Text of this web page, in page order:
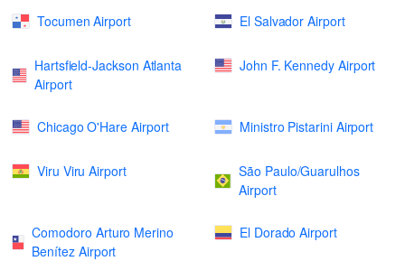
Tocumen Airport El Salvador Airport
Hartsfield-Jackson Atlanta
Airport
John F. Kennedy Airport
Chicago O'Hare Airport Ministro Pistarini Airport
Viru Viru Airport
São Paulo/Guarulhos
Airport
Comodoro Arturo Merino
Benítez Airport
El Dorado Airport